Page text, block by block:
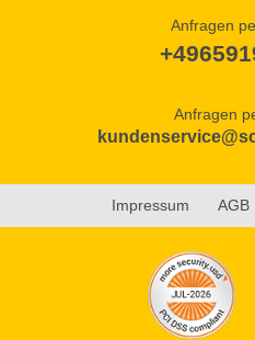
Anfragen
Anfragen
Impressum AGB